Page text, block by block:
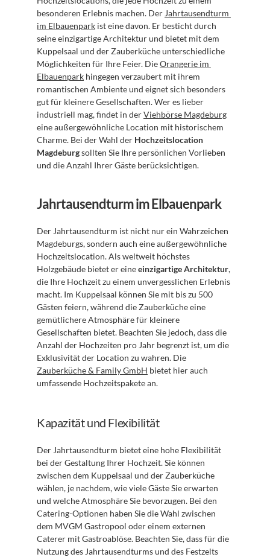
besonderen Erlebnis machen. Der Jahrtausendturm
im Elbauenpark ist eine davon. Er besticht durch
seine einzigartige Architektur und bietet mit dem
Kuppelsaal und der Zauberküche unterschiedliche
Möglichkeiten für Ihre Feier. Die Orangerie im
Elbauenpark hingegen verzaubert mit ihrem
romantischen Ambiente und eignet sich besonders
gut für kleinere Gesellschaften. Wer es lieber
industriell mag, findet in der Viehbörse Magdeburg
eine außergewöhnliche Location mit historischem
Charme. Bei der Wahl der Hochzeitslocation
Magdeburg sollten Sie Ihre persönlichen Vorlieben
und die Anzahl Ihrer Gäste berücksichtigen.
Jahrtausendturm im Elbauenpark
Der Jahrtausendturm ist nicht nur ein Wahrzeichen
Magdeburgs, sondern auch eine außergewöhnliche
Hochzeitslocation. Als weltweit höchstes
Holzgebäude bietet er eine einzigartige Architektur,
die Ihre Hochzeit zu einem unvergesslichen Erlebnis
macht. Im Kuppelsaal können Sie mit bis zu 500
Gästen feiern, während die Zauberküche eine
gemütlichere Atmosphäre für kleinere
Gesellschaften bietet. Beachten Sie jedoch, dass die
Anzahl der Hochzeiten pro Jahr begrenzt ist, um die
Zauberküche & Family GmbH bietet hier auch
umfassende Hochzeitspakete an.
Kapazität und Flexibilität
Der Jahrtausendturm bietet eine hohe Flexibilität
bei der Gestaltung Ihrer Hochzeit. Sie können
zwischen dem Kuppelsaal und der Zauberküche
wählen, je nachdem, wie viele Gäste Sie erwarten
und welche Atmosphäre Sie bevorzugen. Bei den
Catering-Optionen haben Sie die Wahl zwischen
dem MVGM Gastropool oder einem externen
Caterer mit Gastroablöse. Beachten Sie, dass für die
Nutzung des Jahrtausendturms und des Festzelts